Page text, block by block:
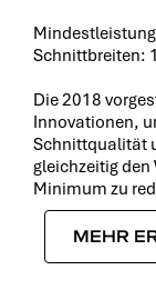
Schnittbreiten:
Die 2018
Innovationen,
Schnittqualität
gleichzeitig
Minimum zu
MEHR